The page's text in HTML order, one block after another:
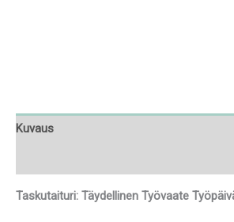
Kuvaus
Taskutaituri: Täydellinen Työvaate